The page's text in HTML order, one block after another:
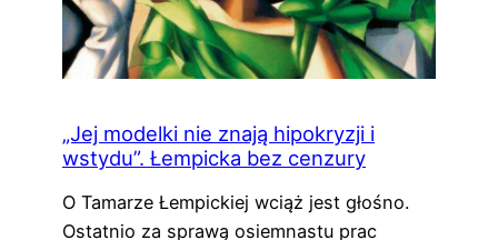
„Jej modelki nie znają hipokryzji i
wstydu”. Łempicka bez cenzury
O Tamarze Łempickiej wciąż jest głośno.
Ostatnio za sprawą osiemnastu prac